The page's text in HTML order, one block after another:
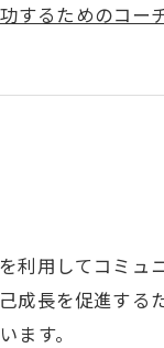
するためのコー
己啓発市場で躍進
ラインで自分の
用してコミュ
長を促進する
ます。